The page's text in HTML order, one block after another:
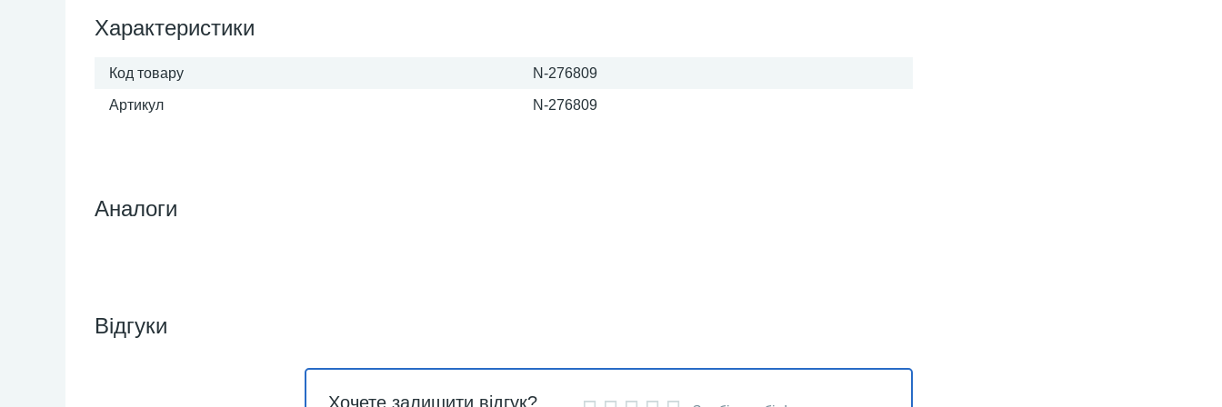
Характеристики
Код товару N-276809
Артикул N-276809
Аналоги
Відгуки
Хочете залишити відгук?